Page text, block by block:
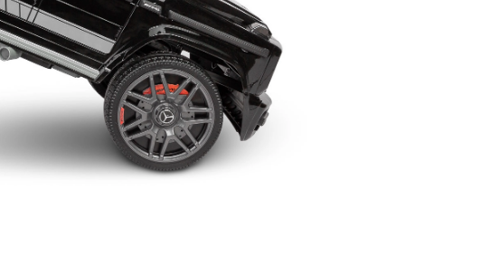
Wyjazd na kolonie czy obóz to
wielka przygoda dla każdego
dziecka, ale może też budzić
pewne obawy – zarówno u...
Czytaj więcej
Podróżowanie z małym
dzieckiem może być
wyzwaniem, ale odpowiednio
dobrany sprzęt może znacznie